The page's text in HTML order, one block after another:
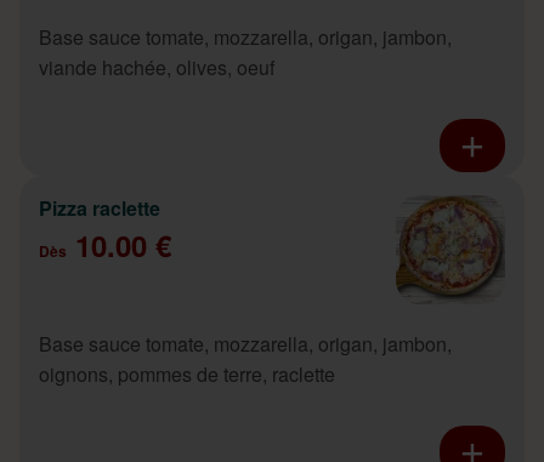
Base sauce tomate, mozzarella, origan, jambon,
viande hachée, olives, oeuf
Pizza raclette
Dès 10.00 €
Base sauce tomate, mozzarella, origan, jambon,
oignons, pommes de terre, raclette